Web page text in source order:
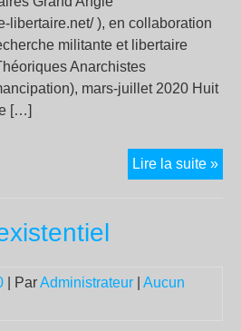
libertaire.net/ ), en collaboration
militante et libertaire
Anarchistes
mars-juillet 2020 Huit
[…]
Lire la suite »
| ParAdministrateur
Aucun